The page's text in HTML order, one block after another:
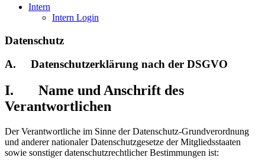
Intern
Intern Login
Datenschutz
A. Datenschutzerklärung nach der DSGVO
I. Name und Anschrift des
Verantwortlichen
Der Verantwortliche im Sinne der Datenschutz-Grundverordnung
und anderer nationaler Datenschutzgesetze der Mitgliedsstaaten
sowie sonstiger datenschutzrechtlicher Bestimmungen ist: